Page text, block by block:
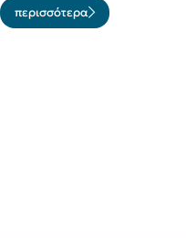
περισσότερα